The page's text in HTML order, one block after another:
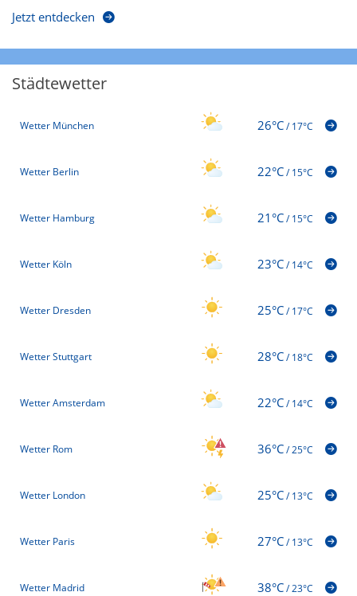
Jetzt entdecken
Städtewetter
Wetter München 26°C/17°C
Wetter Berlin 22°C/15°C
Wetter Hamburg 21°C/15°C
Wetter Köln 23°C/14°C
Wetter Dresden 25°C/17°C
Wetter Stuttgart 28°C/18°C
Wetter Amsterdam 22°C/14°C
Wetter Rom 36°C/25°C
Wetter London 25°C/13°C
Wetter Paris 27°C/13°C
Wetter Madrid 38°C/23°C